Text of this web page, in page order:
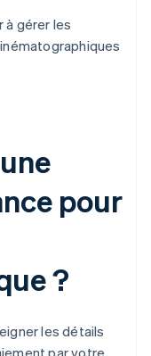
à gérer les
pour
?
les détails